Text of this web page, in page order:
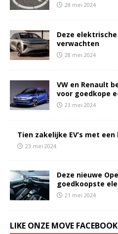
28 mei 2024
Deze elektrische
verwachten
28 mei 2024
VW en Renault
voor goedkope
23 mei 2024
Tien zakelijke EV’s met
23 mei 2024
Deze nieuwe
goedkoopste
21 mei 2024
LIKE ONZE MOVE